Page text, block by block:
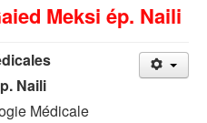
Meksi ép. Naili
Naili
Médicale